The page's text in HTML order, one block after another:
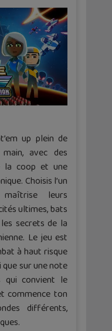
up plein de
avec des
la coop et une
Choisis l’un
leurs
ultimes, bats
secrets de la
Le jeu est
à haut risque
sur une note
qui convient le
commence ton
différents,